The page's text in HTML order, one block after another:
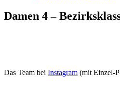
Damen 4 –
Das Team bei Instagram (mit Einzel-